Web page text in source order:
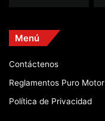
Menú
Contáctenos
Reglamentos Puro Motor
Política de Privacidad